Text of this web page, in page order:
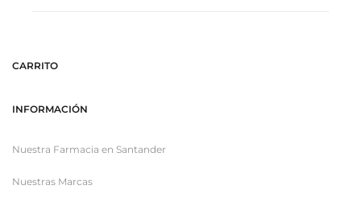
CARRITO
INFORMACIÓN
Nuestra Farmacia en Santander
Nuestras Marcas